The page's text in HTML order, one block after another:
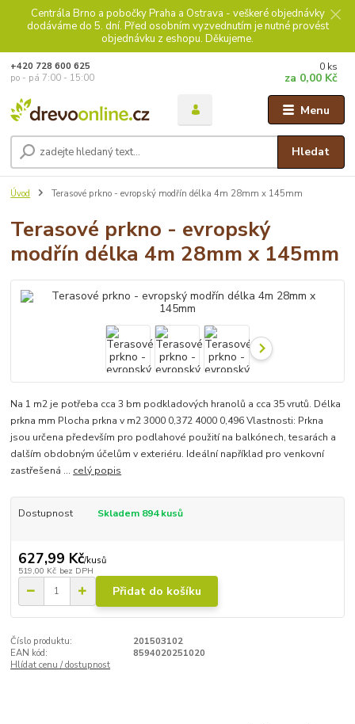
Centrála Brno a pobočky Praha a Ostrava - veškeré objednávky
dodáváme do 5. dní. Před osobním vyzvednutím je nutné provést
objednávku z eshopu. Děkujeme.
Menu
Hledat
+420 728 600 625
po - pá 7:00 - 15:00
0 ks
za 0,00 Kč
Úvod Terasové prkno - evropský modřín délka 4m 28mm x 145mm
Terasové prkno - evropský
modřín délka 4m 28mm x 145mm
Na 1 m2 je potřeba cca 3 bm podkladových hranolů a cca 35 vrutů. Délka
prkna mm Plocha prkna v m2 3000 0,372 4000 0,496 Vlastnosti: Prkna
jsou určena především pro podlahové použití na balkónech, tesarách a
dalším obdobným účelům v exteriéru. Ideální například pro venkovní
zastřešená ... celý popis
Dostupnost Skladem 894 kusů
627,99 Kč/kusů
519,00 Kč bez DPH
Přidat do košíku
Číslo produktu:
201503102
EAN kód:
8594020251020
Hlídat cenu / dostupnost